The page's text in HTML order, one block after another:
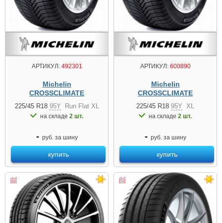
АРТИКУЛ:492301
Michelin
CROSSCLIMATE
225/45 R18 95Y Run Flat XL
на складе 2 шт.
- руб. за шину
купить
АРТИКУЛ:600890
Michelin
CROSSCLIMATE
225/45 R18 95Y XL
на складе 2 шт.
- руб. за шину
купить